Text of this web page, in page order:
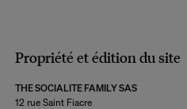
Propriété et édition du site
THE SOCIALITE FAMILY SAS
12 rue Saint Fiacre